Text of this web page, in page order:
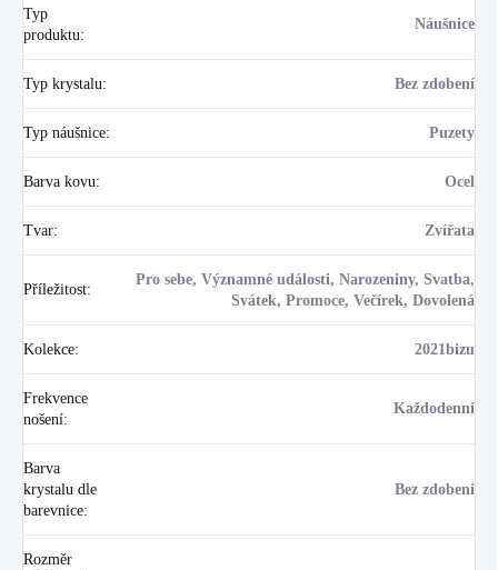
Typ
produktu:
Náušnice
Typ krystalu: Bez zdobení
Typ náušnice: Puzety
Barva kovu: Ocel
Tvar: Zvířata
Příležitost:
Pro sebe, Významné události, Narozeniny, Svatba,
Svátek, Promoce, Večírek, Dovolená
Kolekce: 2021bizu
Frekvence
nošení:
Každodenní
Barva
krystalu dle
barevnice:
Bez zdobení
Rozměr